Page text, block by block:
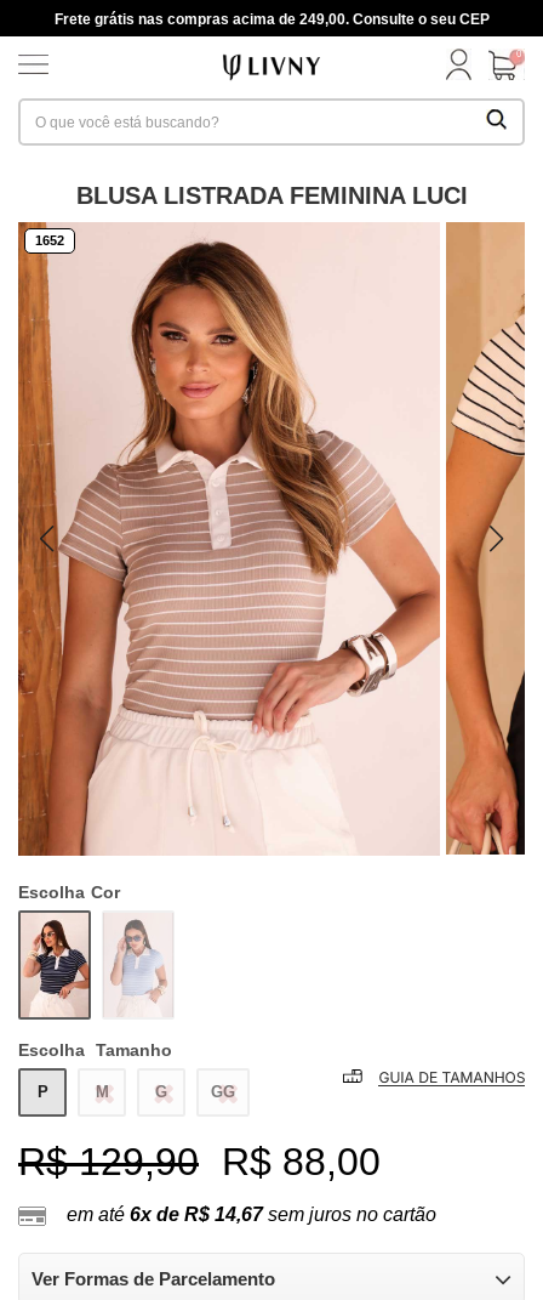
Frete grátis nas compras acima de 249,00. Consulte o seu CEP
0
BLUSA LISTRADA FEMININA LUCI
1652
Escolha Cor
Escolha Tamanho
P M G GG
R$ 129,90 R$ 88,00
em até 6x de R$ 14,67sem juros no cartão
Ver Formas de Parcelamento